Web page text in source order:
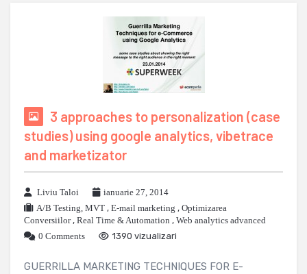
3 approaches to personalization (case
studies) using google analytics, vibetrace
and marketizator
Liviu Taloi
ianuarie 27, 2014
A/B Testing, MVT , E-mail marketing , Optimizarea
Conversiilor, Real Time & Automation , Web analytics advanced
0 Comments
1390 vizualizari
GUERRILLA MARKETING TECHNIQUES FOR E-